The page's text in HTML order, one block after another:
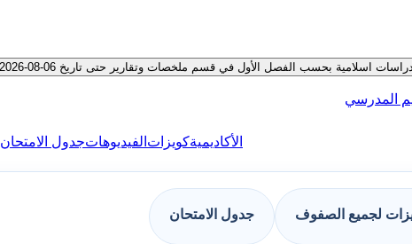
اسلامية بحسب الفصل الأول في قسم ملخصات وتقارير حتى تاريخ 06-08-2026
المدرسي
الأكاديميةكويزات الفيديوهاتجدول الامتحان
لجميع الصفوف جدول الامتحان